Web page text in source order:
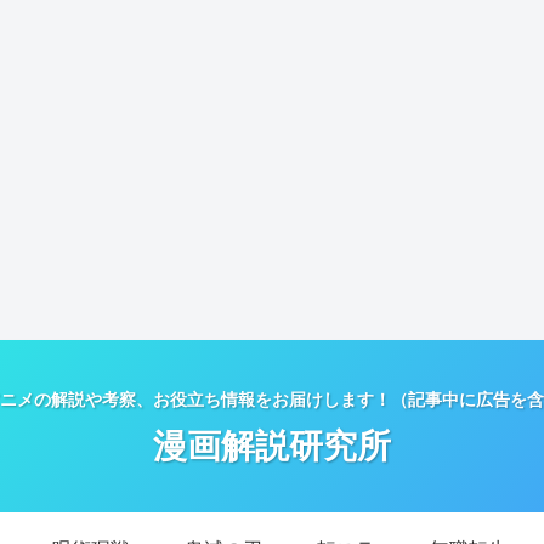
メの解説や考察、お役立ち情報をお届けします！（記事中に広告を
漫画解説研究所